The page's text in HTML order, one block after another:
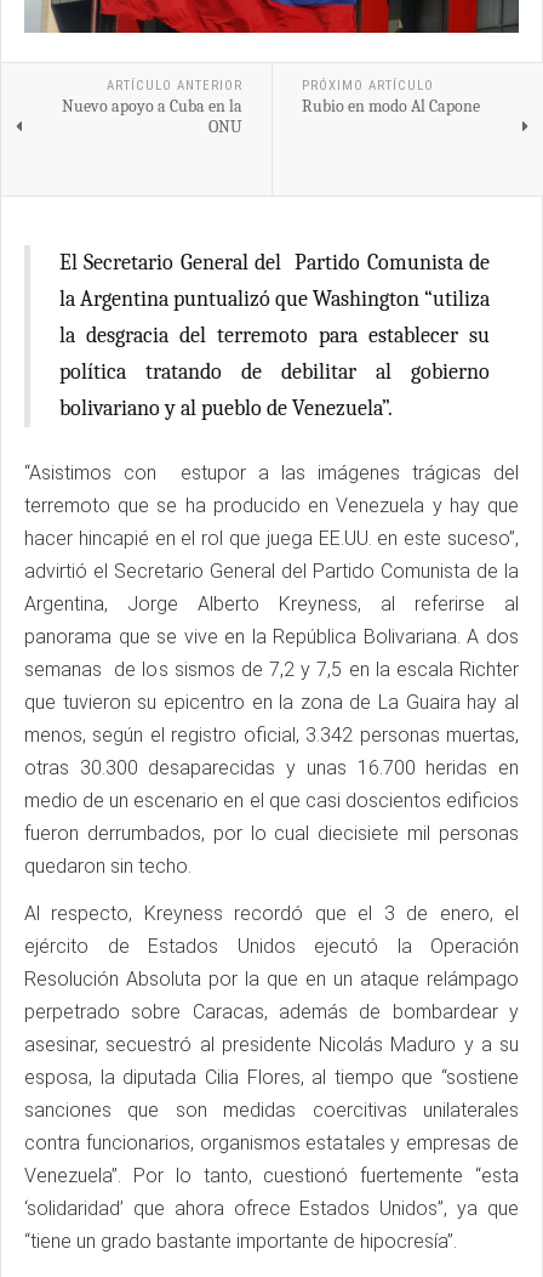
ARTÍCULO ANTERIOR
Nuevo apoyo a Cuba en la
ONU
PRÓXIMO ARTÍCULO
Rubio en modo Al Capone
El Secretario General del Partido Comunista de
la Argentina puntualizó que Washington “utiliza
la desgracia del terremoto para establecer su
política tratando de debilitar al gobierno
bolivariano y al pueblo de Venezuela”.
“Asistimos con estupor a las imágenes trágicas del
terremoto que se ha producido en Venezuela y hay que
hacer hincapié en el rol que juega EE.UU. en este suceso”,
advirtió el Secretario General del Partido Comunista de la
Argentina, Jorge Alberto Kreyness, al referirse al
panorama que se vive en la República Bolivariana. A dos
semanas de los sismos de 7,2 y 7,5 en la escala Richter
que tuvieron su epicentro en la zona de La Guaira hay al
menos, según el registro oficial, 3.342 personas muertas,
otras 30.300 desaparecidas y unas 16.700 heridas en
medio de un escenario en el que casi doscientos edificios
fueron derrumbados, por lo cual diecisiete mil personas
quedaron sin techo.
Al respecto, Kreyness recordó que el 3 de enero, el
ejército de Estados Unidos ejecutó la Operación
Resolución Absoluta por la que en un ataque relámpago
perpetrado sobre Caracas, además de bombardear y
asesinar, secuestró al presidente Nicolás Maduro y a su
esposa, la diputada Cilia Flores, al tiempo que “sostiene
sanciones que son medidas coercitivas unilaterales
contra funcionarios, organismos estatales y empresas de
Venezuela”. Por lo tanto, cuestionó fuertemente “esta
‘solidaridad’ que ahora ofrece Estados Unidos”, ya que
“tiene un grado bastante importante de hipocresía”.